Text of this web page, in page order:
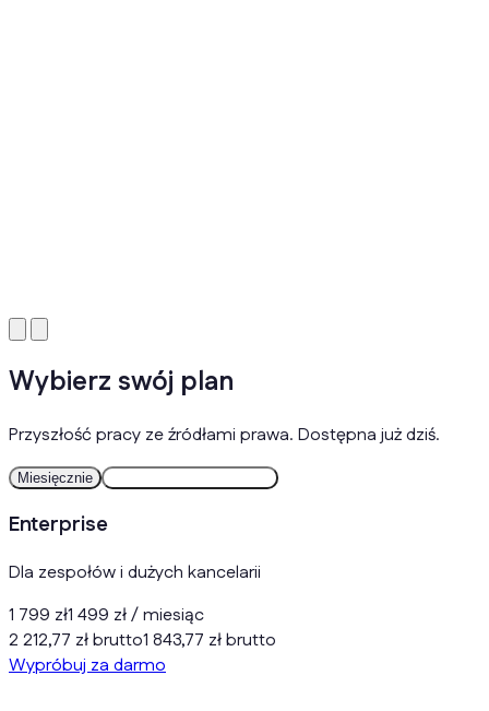
Wybierz swój plan
Przyszłość pracy ze źródłami prawa. Dostępna już dziś.
Miesięcznie
Enterprise
Dla zespołów i dużych kancelarii
1 799 zł1 499 zł/ miesiąc
2 212,77 zł brutto1 843,77 zł brutto
Wypróbuj za darmo